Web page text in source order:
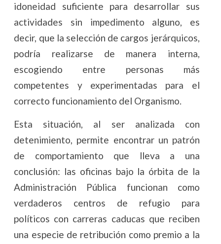
idoneidad suficiente para desarrollar sus
actividades sin impedimento alguno, es
decir, que la selección de cargos jerárquicos,
podría realizarse de manera interna,
escogiendo entre personas más
competentes y experimentadas para el
correcto funcionamiento del Organismo.
Esta situación, al ser analizada con
detenimiento, permite encontrar un patrón
de comportamiento que lleva a una
conclusión: las oficinas bajo la órbita de la
Administración Pública funcionan como
verdaderos centros de refugio para
políticos con carreras caducas que reciben
una especie de retribución como premio a la